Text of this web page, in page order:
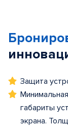
Защита
габариты
экрана.